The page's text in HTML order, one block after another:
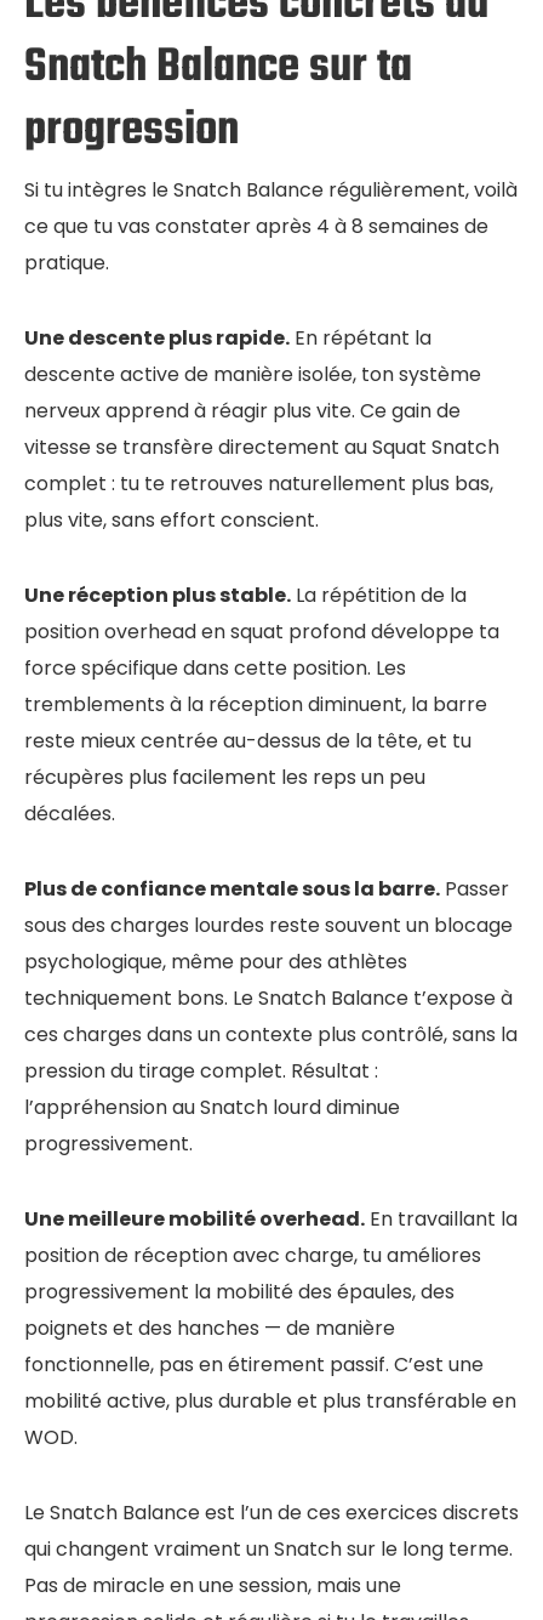
Snatch Balance sur ta
progression
Si tu intègres le Snatch Balance régulièrement, voilà
ce que tu vas constater après 4 à 8 semaines de
pratique.
Une descente plus rapide. En répétant la
descente active de manière isolée, ton système
nerveux apprend à réagir plus vite. Ce gain de
vitesse se transfère directement au Squat Snatch
complet : tu te retrouves naturellement plus bas,
plus vite, sans effort conscient.
Une réception plus stable. La répétition de la
position overhead en squat profond développe ta
force spécifique dans cette position. Les
tremblements à la réception diminuent, la barre
reste mieux centrée au-dessus de la tête, et tu
récupères plus facilement les reps un peu
décalées.
Plus de confiance mentale sous la barre. Passer
sous des charges lourdes reste souvent un blocage
psychologique, même pour des athlètes
techniquement bons. Le Snatch Balance t’expose à
ces charges dans un contexte plus contrôlé, sans la
pression du tirage complet. Résultat :
l’appréhension au Snatch lourd diminue
progressivement.
Une meilleure mobilité overhead. En travaillant la
position de réception avec charge, tu améliores
progressivement la mobilité des épaules, des
poignets et des hanches — de manière
fonctionnelle, pas en étirement passif. C’est une
mobilité active, plus durable et plus transférable en
WOD.
Le Snatch Balance est l’un de ces exercices discrets
qui changent vraiment un Snatch sur le long terme.
Pas de miracle en une session, mais une